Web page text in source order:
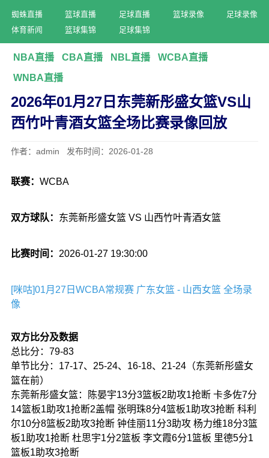
蜘蛛直播 篮球直播 足球直播 篮球录像
足球录像
体育新闻
篮球集锦 足球集锦
NBA直播 CBA直播 NBL直播
WCBA直播
WNBA直播
2026年01月27日东莞新彤盛女篮VS山
西竹叶青酒女篮全场比赛录像回放
作者：admin 发布时间：2026-01-28
联赛： WCBA
双方球队： 东莞新彤盛女篮 VS 山西竹叶青酒女篮
比赛时间： 2026-01-27 19:30:00
[咪咕]01月27日WCBA常规赛 广东女篮 - 山西女篮 全场录
像
双方比分及数据
总比分：79-83
单节比分：17-17、25-24、16-18、21-24（东莞新彤盛女
篮在前）
东莞新彤盛女篮：陈晏宇13分3篮板2助攻1抢断 卡多佐7分
14篮板1助攻1抢断2盖帽 张明珠8分4篮板1助攻3抢断 科利
尔10分8篮板2助攻3抢断 钟佳丽11分3助攻 杨力维18分3篮
板1助攻1抢断 杜思宇1分2篮板 李文霞6分1篮板 里德5分1
篮板1助攻3抢断